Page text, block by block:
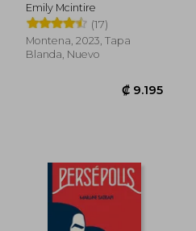
Emily Mcintire
(17)
Montena, 2023, Tapa
Blanda, Nuevo